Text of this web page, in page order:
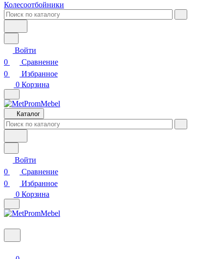
Колесоотбойники
Войти
0
Сравнение
0
Избранное
0 Корзина
Каталог
Войти
0
Сравнение
0
Избранное
0 Корзина